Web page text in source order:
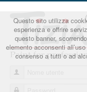
Questo sito utilizza
esperienza e offrire
questo banner,
elemento acconsenti
consenso a tutti o ad